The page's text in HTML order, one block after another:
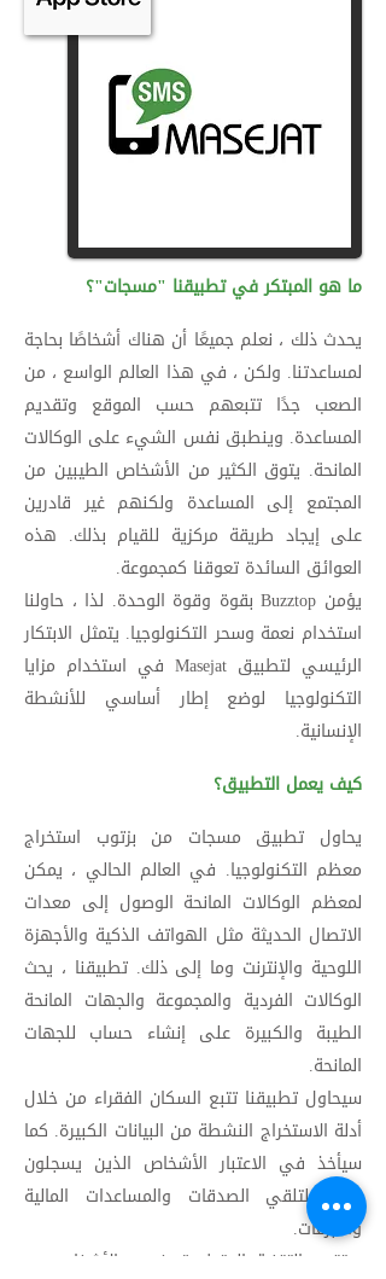
ما هو المبتكر في تطبيقنا "مسجات"؟
يحدث ذلك ، نعلم جميعًا أن هناك أشخاصًا بحاجة
لمساعدتنا. ولكن ، في هذا العالم الواسع ، من
الصعب جدًا تتبعهم حسب الموقع وتقديم
المساعدة. وينطبق نفس الشيء على الوكالات
المانحة. يتوق الكثير من الأشخاص الطيبين من
المجتمع إلى المساعدة ولكنهم غير قادرين
على إيجاد طريقة مركزية للقيام بذلك. هذه
العوائق السائدة تعوقنا كمجموعة.
يؤمن Buzztop بقوة وقوة الوحدة. لذا ، حاولنا
استخدام نعمة وسحر التكنولوجيا. يتمثل الابتكار
الرئيسي لتطبيق Masejat في استخدام مزايا
التكنولوجيا لوضع إطار أساسي للأنشطة
الإنسانية.
كيف يعمل التطبيق؟
يحاول تطبيق مسجات من بزتوب استخراج
معظم التكنولوجيا. في العالم الحالي ، يمكن
لمعظم الوكالات المانحة الوصول إلى معدات
الاتصال الحديثة مثل الهواتف الذكية والأجهزة
اللوحية والإنترنت وما إلى ذلك. تطبيقنا ، يحث
الوكالات الفردية والمجموعة والجهات المانحة
الطيبة والكبيرة على إنشاء حساب للجهات
المانحة.
سيحاول تطبيقنا تتبع السكان الفقراء من خلال
أدلة الاستخراج النشطة من البيانات الكبيرة. كما
سيأخذ في الاعتبار الأشخاص الذين يسجلون
طوعًا لتلقي الصدقات والمساعدات المالية
والتبرعات.
ستقوم التقنية المتطورة بفحص الأشخاص من